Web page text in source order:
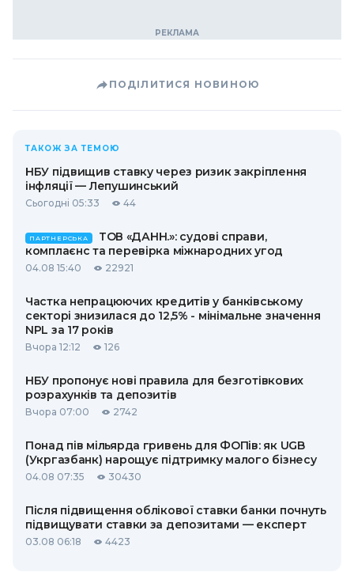
ПОДІЛИТИСЯ НОВИНОЮ
ТАКОЖ ЗА ТЕМОЮ
НБУ підвищив ставку через ризик закріплення
інфляції — Лепушинський
Сьогодні 05:33 44
ПАРТНЕРСЬКА
ТОВ «ДАНН.»: судові справи,
комплаєнс та перевірка міжнародних угод
04.08 15:40 22921
Частка непрацюючих кредитів у банківському
секторі знизилася до 12,5% - мінімальне значення
NPL за 17 років
Вчора 12:12 126
НБУ пропонує нові правила для безготівкових
розрахунків та депозитів
Вчора 07:00 2742
Понад пів мільярда гривень для ФОПів: як UGB
(Укргазбанк) нарощує підтримку малого бізнесу
04.08 07:35 30430
Після підвищення облікової ставки банки почнуть
підвищувати ставки за депозитами — експерт
03.08 06:18 4423